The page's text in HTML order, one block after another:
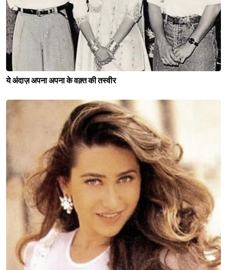
ये अंदाज़ अपना अपना के वक़्त की तस्वीर